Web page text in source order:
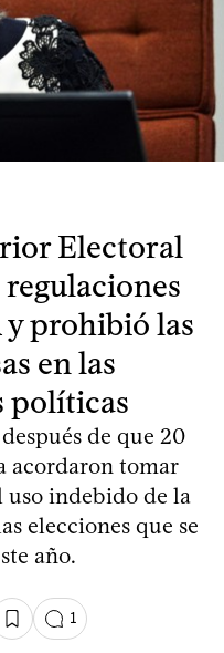
Electoral
y prohibió las
en las
políticas
de que 20
acordaron tomar
uso indebido de la
elecciones que se
año.
1